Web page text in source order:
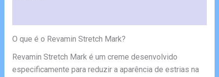
O que é o Revamin Stretch Mark?
Revamin Stretch Mark é um creme desenvolvido
especificamente para reduzir a aparência de estrias na